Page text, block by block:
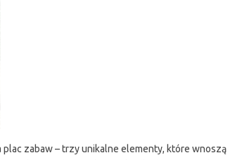
zabaw – trzy unikalne elementy, które wnoszą